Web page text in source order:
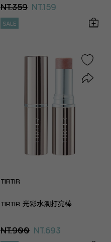
NT.359 NT.159
SALE
TIRTIR
TIRTIR 光彩水潤打亮棒
NT.900 NT.693